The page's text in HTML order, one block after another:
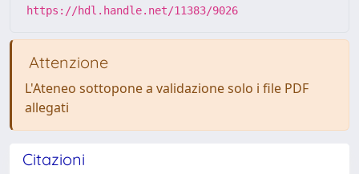
https://hdl.handle.net/11383/9026
Attenzione
L'Ateneo sottopone a validazione solo i file PDF
allegati
Citazioni